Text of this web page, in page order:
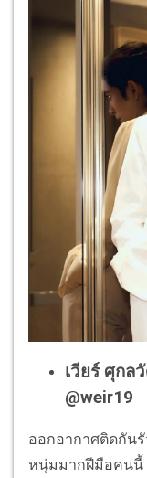
เวียร์ ศุกล
@weir19
ออกอากาศติดกัน
หนุ่มมากฝีมือคนนี้